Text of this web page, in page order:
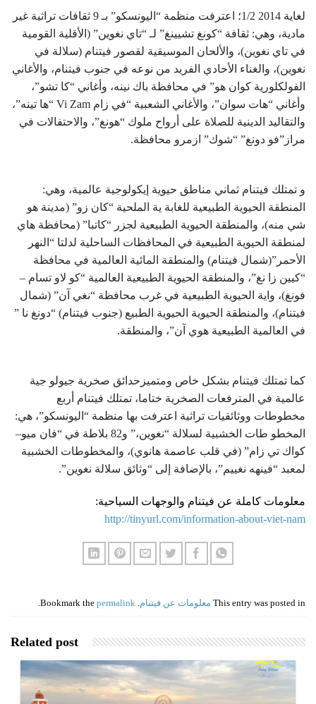
لغایة 2014 1/2؛ اعترفت منظمة “الیونسكو” بـ 9 ثقافات تراثیة غیر
مادیة، وھي: ثقافة “كونغ تشیینغ” لـ “تاي نغوین” (الأقلیة القومیة
في تاي نغوین)، والألحان الموسیقیة لقصور فیتنام (سلالة في
نغوین)، والغناء الأحادي الفرید من نوعه في جنوب فیتنام، والأغاني
الفولكلوریة كوان ھو” في محافظة باك نینه، وأغاني “كا تشو”،
وأغاني “ھات سوان”، والأغاني الشعبیة “في زام Vi Zam “ھا تینه”،
والتقالید الدینیة للصلاة على أرواح ملوك “ھونغ”، والاحتفالات في
مراز”فو دونغ” “شوك” ازمرو محافظة.
و تمتلك فیتنام ثماني مناطق حیویة إیكولوجیة عالمیة، وھي:
المنطقة الحیویة الطبیعیة للغابة یة الملحیة “كان زو” (مدینة ھو
شي منه)، والمنطقة الحیویة الطبیعیة لجزر “كاتبا” (محافظة ھاي
لمنطقة الحیویة الطبیعیة في المحافظات الساحلیة لدلتا “النھر
الأحمر”(شمال فیتنام) والمنطقة المائية العالمیة في محافظة
“كیین زا نغ”، والمنطقة الحیویة الطبیعیة العالمیة “كو لاو تسام –
فونغ)، وایة الحیویة الطبیعیة في غرب محافظة “نغي آن” (شمال
فیتنام)، والمنطقة الحیویة الحیویة الطبیع (جنوب فیتنام) “دونغ نا ”
في العالمیة الطبیعیة ھوي آن”، والمنطقة.
كما تمتلك فیتنام بشكل خاص ومتمیزحدائق صخریة جیولو جیة
عالمیة في المترفعات الصخریة ختاما، تمتلك فیتنام أربع
مخطوطات ووثائقیات تراثیة اعترفت بھا منظمة “الیونسكو”، ھي:
المخطو طات الخشبیة لسلالة “نغوین،” و82 بلاطة في “فان میو–
كواك تي زام” (في قلب عاصمة ھانوي)، والمخطوطات الخشبیة
لمعبد “فینھه نغییم”، بالإضافة إلى “وثائق سلالة نغوین”.
معلومات كاملة عن فيتنام والوجهات السياحية:
http://tinyurl.com/information-about-viet-nam
This entry was posted in معلومات عن فيتنام. Bookmark the
permalink
.
Related post